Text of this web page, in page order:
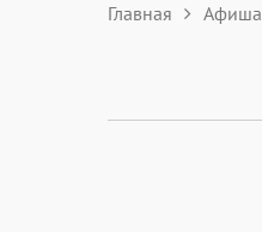
Главная Афиша